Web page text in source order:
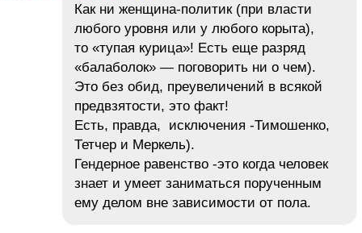
Как ни женщина-политик (при власти
любого уровня или у любого корыта),
то «тупая курица»! Есть еще разряд
«балаболок» — поговорить ни о чем).
Это без обид, преувеличений в всякой
предвзятости, это факт!
Есть, правда, исключения -Тимошенко,
Тетчер и Меркель).
Гендерное равенство -это когда человек
знает и умеет заниматься порученным
ему делом вне зависимости от пола.